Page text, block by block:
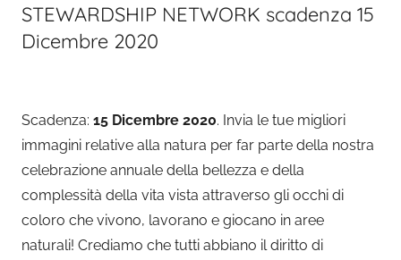
STEWARDSHIP NETWORK scadenza 15
Dicembre 2020
Scadenza: 15 Dicembre 2020. Invia le tue migliori
immagini relative alla natura per far parte della nostra
celebrazione annuale della bellezza e della
complessità della vita vista attraverso gli occhi di
coloro che vivono, lavorano e giocano in aree
naturali! Crediamo che tutti abbiano il diritto di